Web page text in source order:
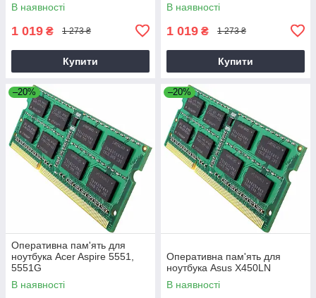
В наявності
1 019 ₴ 1 273 ₴
Купити
В наявності
1 019 ₴ 1 273 ₴
Купити
–20%
Оперативна пам'ять для
ноутбука Acer Aspire 5551,
5551G
В наявності
–20%
Оперативна пам'ять для
ноутбука Asus X450LN
В наявності